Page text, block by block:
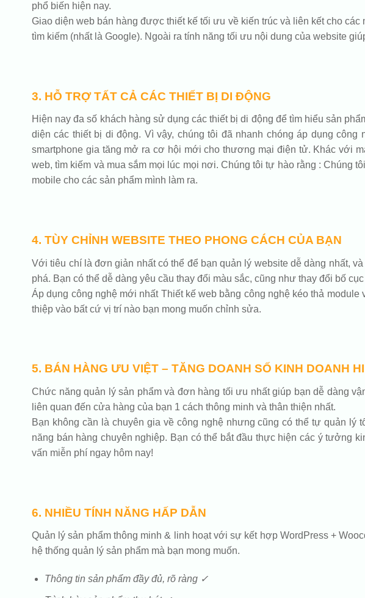
phổ biến hiện nay.
Giao diện web bán hàng được thiết kế tối ưu về kiến trúc và liên kết cho
tìm kiếm (nhất là Google). Ngoài ra tính năng tối ưu nội dung của website
3. HỖ TRỢ TẤT CẢ CÁC THIẾT BỊ DI ĐỘNG
Hiện nay đa số khách hàng sử dụng các thiết bị di động để tìm hiểu sản
diện các thiết bị di động. Vì vậy, chúng tôi đã nhanh chóng áp dụng
smartphone gia tăng mở ra cơ hội mới cho thương mại điện tử. Khác với
web, tìm kiếm và mua sắm mọi lúc mọi nơi. Chúng tôi tự hào rằng : Chúng
mobile cho các sản phẩm mình làm ra.
4. TÙY CHỈNH WEBSITE THEO PHONG CÁCH CỦA BẠN
Với tiêu chí là đơn giản nhất có thể để bạn quản lý website dễ dàng nhất,
phá. Bạn có thể dễ dàng yêu cầu thay đổi màu sắc, cũng như thay đổi bố
Áp dụng công nghệ mới nhất Thiết kế web bằng công nghệ kéo thả
thiệp vào bất cứ vị trí nào bạn mong muốn chỉnh sửa.
5. BÁN HÀNG ƯU VIỆT – TĂNG DOANH SỐ KINH DOANH
Chức năng quản lý sản phẩm và đơn hàng tối ưu nhất giúp bạn dễ dàng
liên quan đến cửa hàng của bạn 1 cách thông minh và thân thiện nhất.
Bạn không cần là chuyên gia về công nghệ nhưng cũng có thể tự quản
năng bán hàng chuyên nghiệp. Bạn có thể bắt đầu thực hiện các ý tưởng
vấn miễn phí ngay hôm nay!
6. NHIỀU TÍNH NĂNG HẤP DẪN
Quản lý sản phẩm thông minh & linh hoạt với sự kết hợp WordPress +
hệ thống quản lý sản phẩm mà bạn mong muốn.
Thông tin sản phẩm đầy đủ, rõ ràng ✓